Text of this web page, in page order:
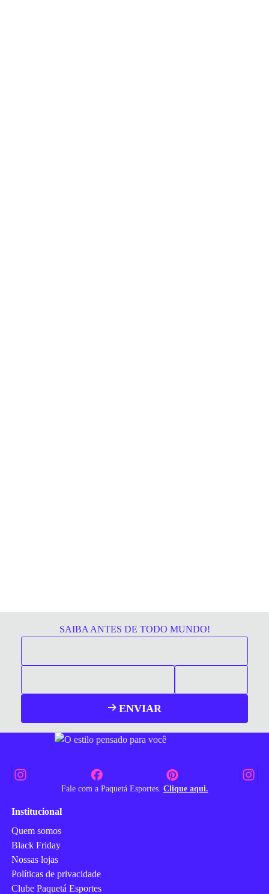
SAIBA ANTES DE TODO MUNDO!
ENVIAR
Fale com a Paquetá Esportes. Clique aqui.
Institucional
Quem somos
Black Friday
Nossas lojas
Políticas de privacidade
Clube Paquetá Esportes